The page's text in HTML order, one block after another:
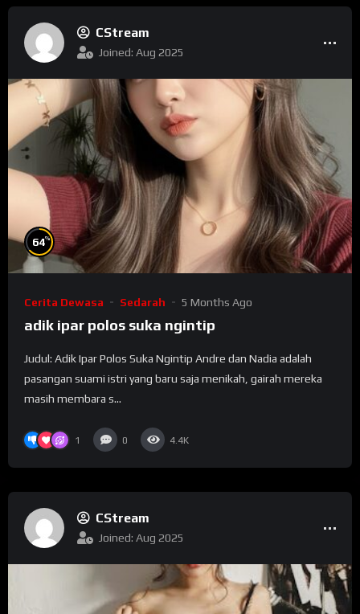
CStream
Joined: Aug 2025
64%
Cerita Dewasa Sedarah 5 Months Ago
adik ipar polos suka ngintip
Judul: Adik Ipar Polos Suka Ngintip Andre dan Nadia adalah
pasangan suami istri yang baru saja menikah, gairah mereka
masih membara s...
1 0 4.4K
CStream
Joined: Aug 2025